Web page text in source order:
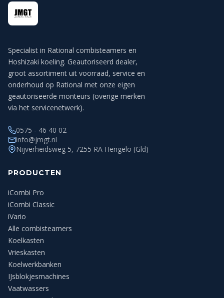
Specialist in Rational combisteamers en
Hoshizaki koeling. Geautoriseerd dealer,
groot assortiment uit voorraad, service en
onderhoud op Rational met onze eigen
geautoriseerde monteurs (overige merken
via het servicenetwerk).
0575 - 46 40 02
info@jmgt.nl
Nijverheidsweg 5, 7255 RA Hengelo (Gld)
PRODUCTEN
iCombi Pro
iCombi Classic
iVario
Alle combisteamers
Koelkasten
Vrieskasten
Koelwerkbanken
IJsblokjesmachines
Vaatwassers